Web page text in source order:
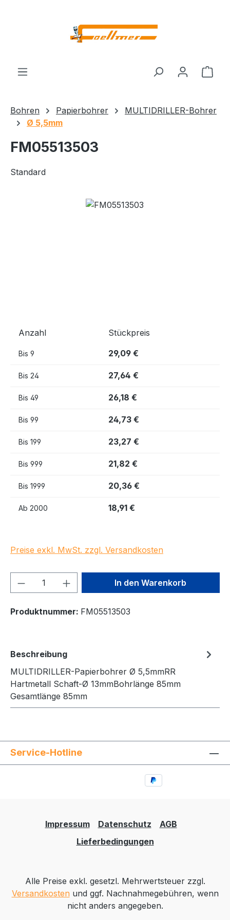
Bohren Papierbohrer
MULTIDRILLER-Bohrer
Ø 5,5mm
FM05513503
Standard
Bildergalerie überspringen
Anzahl Stückpreis
Bis 9 29,09 €
Bis 24 27,64 €
Bis 49 26,18 €
Bis 99 24,73 €
Bis 199 23,27 €
Bis 999 21,82 €
Bis 1999 20,36 €
Ab 2000 18,91 €
Preise exkl. MwSt. zzgl. Versandkosten
Produkt Anzahl: Gib denIn den Warenkorb
Produktnummer: FM05513503
Beschreibung
MULTIDRILLER-Papierbohrer Ø 5,5mmRR
Hartmetall Schaft-Ø 13mmBohrlänge 85mm
Gesamtlänge 85mm
Service-Hotline
Impressum Datenschutz
AGB
Lieferbedingungen
Alle Preise exkl. gesetzl. Mehrwertsteuer zzgl.
Versandkosten und ggf. Nachnahmegebühren, wenn
nicht anders angegeben.